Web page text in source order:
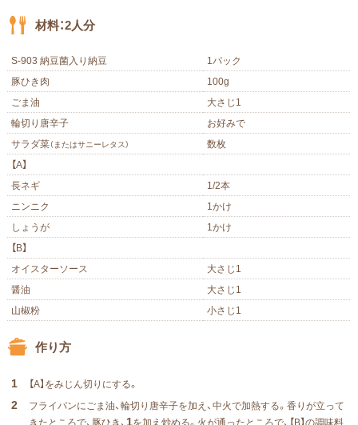
材料：2人分
S-903 納豆菌入り納豆
1パック
豚ひき肉
100g
ごま油
大さじ1
輪切り唐辛子
お好みで
サラダ菜（またはサニーレタス）
数枚
【A】
長ネギ
1/2本
ニンニク
1かけ
しょうが
1かけ
【B】
オイスターソース
大さじ1
醤油
大さじ1
山椒粉
⼩さじ1
作り方
1 【A】をみじん切りにする。
2
フライパンにごま油、輪切り唐⾟⼦を加え、中⽕で加熱する。⾹りが⽴って
1